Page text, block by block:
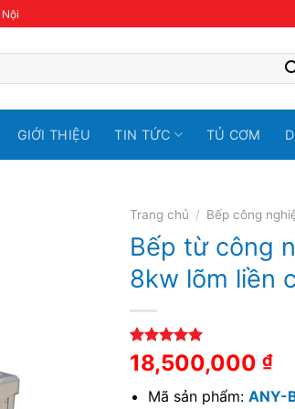
GIỚI THIỆU TIN TỨC TỦ CƠM
Trang chủ / Bếp công
Bếp từ công
8kw lõm liền
5.00 trên 5
dựa trên
1
18,500,000 ₫
Mã sản phẩm:ANY-